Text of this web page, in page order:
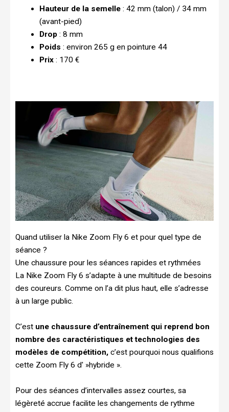
Hauteur de la semelle: 42 mm (talon) / 34 mm
(avant-pied)
Drop: 8 mm
Poids : environ 265 g en pointure 44
Prix: 170 €
Quand utiliser la Nike Zoom Fly 6 et pour quel type de
séance ?
Une chaussure pour les séances rapides et rythmées
La Nike Zoom Fly 6 s’adapte à une multitude de besoins
des coureurs. Comme on l’a dit plus haut, elle s’adresse
à un large public.
C’est une chaussure d’entraînement qui reprend bon
nombre des caractéristiques et technologies des
modèles de compétition, c’est pourquoi nous qualifions
cette Zoom Fly 6 d' »hybride ».
Pour des séances d’intervalles assez courtes, sa
légèreté accrue facilite les changements de rythme